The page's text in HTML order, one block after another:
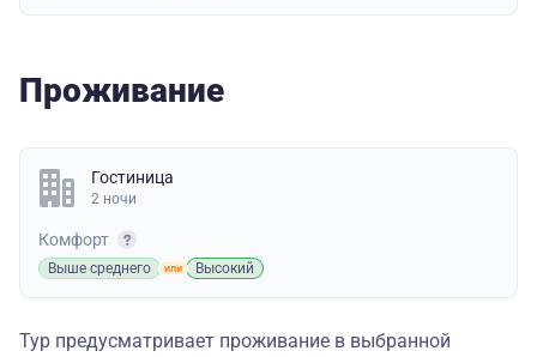
Проживание
Гостиница
2 ночи
Комфорт
Выше среднего Высокий
Тур предусматривает проживание в выбранной